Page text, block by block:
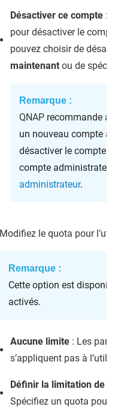
Désactiver ce compte :
pour désactiver le
pouvez choisir de
maintenant ou de
Remarque :
QNAP recommande
un nouveau compte
désactiver le compte «
compte
administrateur.
Modifiez le quota pour
Remarque :
Cette option est
activés.
Aucune limite : Les
s’appliquent pas à
Définir la limitation de
Spécifiez un quota pour